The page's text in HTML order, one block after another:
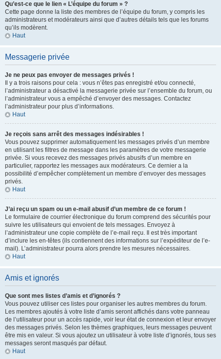
Qu’est-ce que le lien « L’équipe du forum » ?
Cette page donne la liste des membres de l’équipe du forum, y compris les
administrateurs et modérateurs ainsi que d’autres détails tels que les forums
qu’ils modèrent.
Haut
Messagerie privée
Je ne peux pas envoyer de messages privés !
Il y a trois raisons pour cela : vous n’êtes pas enregistré et/ou connecté,
l’administrateur a désactivé la messagerie privée sur l’ensemble du forum, ou
l’administrateur vous a empêché d’envoyer des messages. Contactez
l’administrateur pour plus d’informations.
Haut
Je reçois sans arrêt des messages indésirables !
Vous pouvez supprimer automatiquement les messages privés d’un membre
en utilisant les filtres de message dans les paramètres de votre messagerie
privée. Si vous recevez des messages privés abusifs d’un membre en
particulier, rapportez les messages aux modérateurs. Ce dernier a la
possibilité d’empêcher complètement un membre d’envoyer des messages
privés.
Haut
J’ai reçu un spam ou un e-mail abusif d’un membre de ce forum !
Le formulaire de courrier électronique du forum comprend des sécurités pour
suivre les utilisateurs qui envoient de tels messages. Envoyez à
l’administrateur une copie complète de l’e-mail reçu. Il est très important
d’inclure les en-têtes (ils contiennent des informations sur l’expéditeur de l’e-
mail). L’administrateur pourra alors prendre les mesures nécessaires.
Haut
Amis et ignorés
Que sont mes listes d’amis et d’ignorés ?
Vous pouvez utiliser ces listes pour organiser les autres membres du forum.
Les membres ajoutés à votre liste d’amis seront affichés dans votre panneau
de l’utilisateur pour un accès rapide, voir leur état de connexion et leur envoyer
des messages privés. Selon les thèmes graphiques, leurs messages peuvent
être mis en valeur. Si vous ajoutez un utilisateur à votre liste d’ignorés, tous ses
messages seront masqués par défaut.
Haut